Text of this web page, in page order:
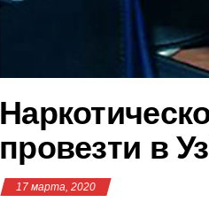
провезти в
17 марта, 2020